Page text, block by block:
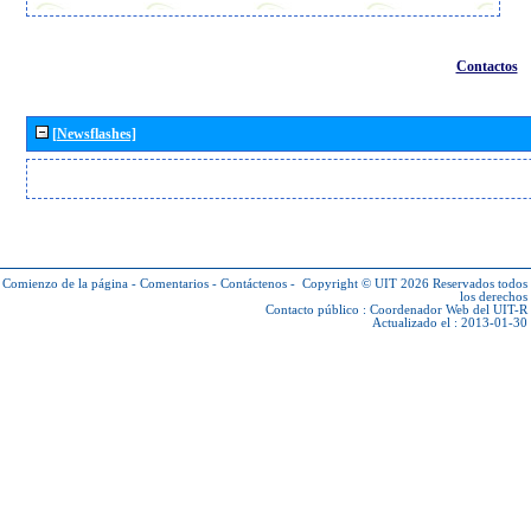
Contactos
[Newsflashes]
Comienzo de la página - Comentarios - Contáctenos - Copyright © UIT 2026 Reservados todos
los derechos
Contacto público : Coordenador Web del UIT-R
Actualizado el : 2013-01-30